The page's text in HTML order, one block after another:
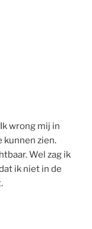
wrong mij in
kunnen zien.
Wel zag ik
ik niet in de